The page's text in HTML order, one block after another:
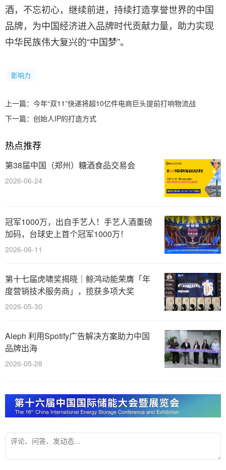
酒，不忘初心，继续前进，持续打造享誉世界的中国
品牌，为中国经济进入品牌时代贡献力量，助力实现
中华民族伟大复兴的“中国梦”。
影响力
上一篇： 今年“双11”快递将超10亿件电商巨头提前打响物流战
下一篇： 创始人IP的打造方式
热点推荐
第38届中国（郑州）糖酒食品交易会
2026-06-24
冠军1000万，出自手艺人！手艺人酒重磅
加码，台球史上首个冠军1000万！
2026-06-11
第十七届虎啸奖揭晓｜鲸鸿动能荣膺「年
度营销技术服务商」，揽获多项大奖
2026-05-30
Aleph 利用Spotify广告解决方案助力中国
品牌出海
2026-05-28